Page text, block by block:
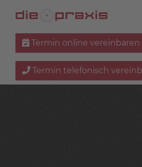
Termin online vereinbaren
Termin telefonisch